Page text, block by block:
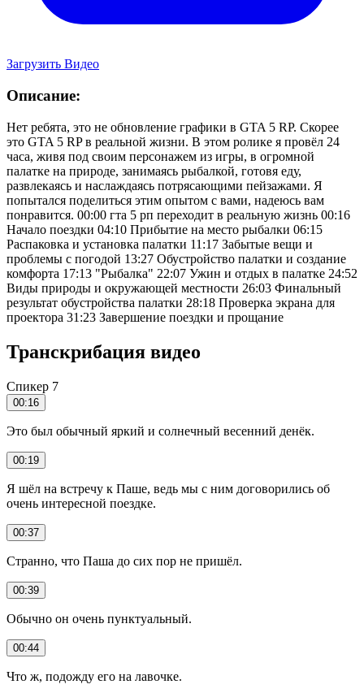
Загрузить Видео
Описание:
Нет ребята, это не обновление графики в GTA 5 RP. Скорее
это GTA 5 RP в реальной жизни. В этом ролике я провёл 24
часа, живя под своим персонажем из игры, в огромной
палатке на природе, занимаясь рыбалкой, готовя еду,
развлекаясь и наслаждаясь потрясающими пейзажами. Я
попытался поделиться этим опытом с вами, надеюсь вам
понравится. 00:00 гта 5 рп переходит в реальную жизнь 00:16
Начало поездки 04:10 Прибытие на место рыбалки 06:15
Распаковка и установка палатки 11:17 Забытые вещи и
проблемы с погодой 13:27 Обустройство палатки и создание
комфорта 17:13 "Рыбалка" 22:07 Ужин и отдых в палатке 24:52
Виды природы и окружающей местности 26:03 Финальный
результат обустройства палатки 28:18 Проверка экрана для
проектора 31:23 Завершение поездки и прощание
Транскрибация видео
Спикер 7
00:16
Это был обычный яркий и солнечный весенний денёк.
00:19
Я шёл на встречу к Паше, ведь мы с ним договорились об
очень интересной поездке.
00:37
Странно, что Паша до сих пор не пришёл.
00:39
Обычно он очень пунктуальный.
00:44
Что ж, подожду его на лавочке.